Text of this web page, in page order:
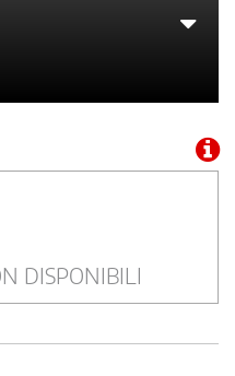
DISPONIBILI